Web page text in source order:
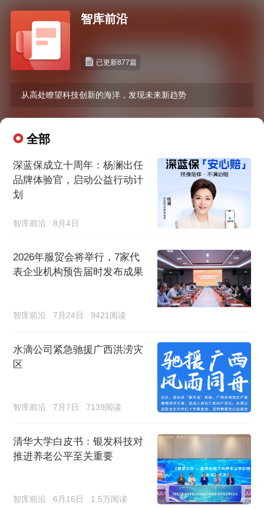
智库前沿
已更新877篇
从高处瞭望科技创新的海洋，发现未来新趋势
全部
深蓝保成立十周年：杨澜出任
品牌体验官，启动公益行动计
划
智库前沿 8月4日
2026年服贸会将举行，7家代
表企业机构预告届时发布成果
智库前沿 7月24日 9421阅读
水滴公司紧急驰援广西洪涝灾
区
智库前沿 7月7日 7139阅读
清华大学白皮书：银发科技对
推进养老公平至关重要
智库前沿 6月16日 1.5万阅读